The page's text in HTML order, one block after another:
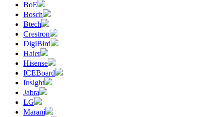
BoE
Bosch
Btech
Crestron
DigiBird
Haier
Hisense
ICEBoard
Insight
Jabra
LG
Marani